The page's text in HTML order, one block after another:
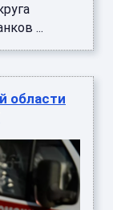
...
области